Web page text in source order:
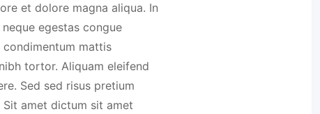
et dolore magna aliqua. In
egestas congue
condimentum mattis
tortor. Aliquam eleifend
Sed sed risus pretium
Sit amet dictum sit amet